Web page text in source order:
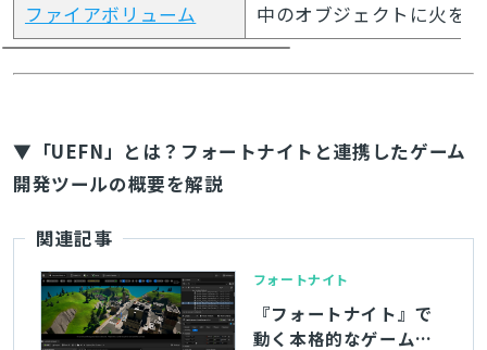
ファイアボリューム
中のオブジェクトに火を
▼「UEFN」とは？フォートナイトと連携したゲーム
開発ツールの概要を解説
関連記事
フォートナイト
『フォートナイト』で
動く本格的なゲームが